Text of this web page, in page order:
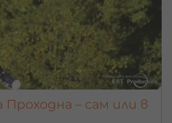
– сам или в